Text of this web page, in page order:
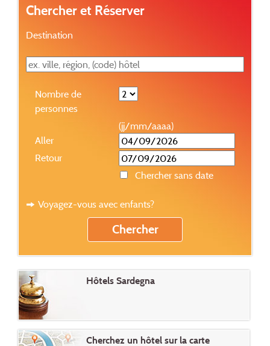
Chercher et Réserver
Destination
Nombre de
personnes
(jj/mm/aaaa)
Aller
Retour
Chercher sans date
Voyagez-vous avec enfants?
Hôtels Sardegna
Cherchez un hôtel sur la carte